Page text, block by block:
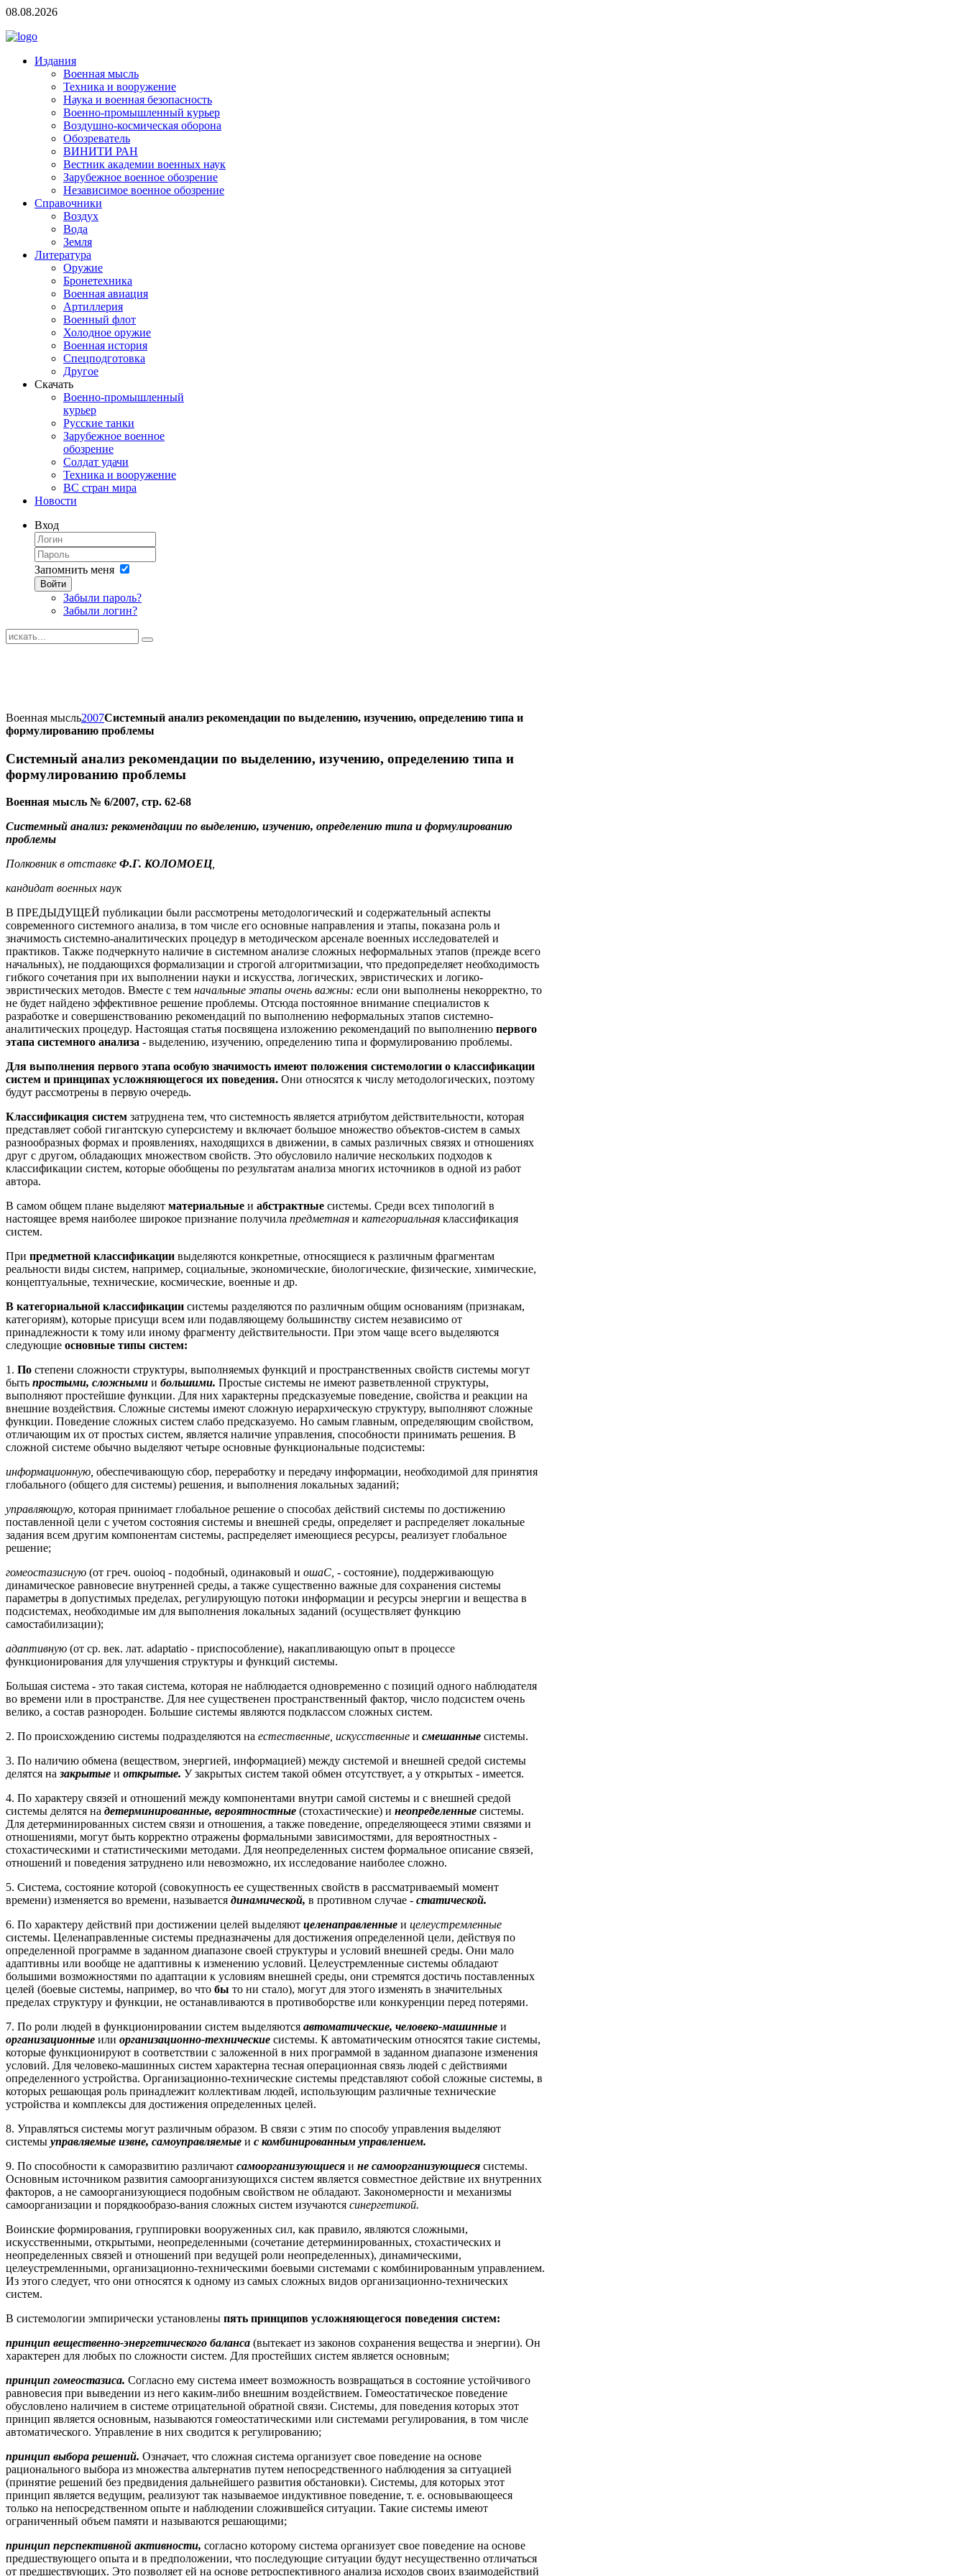
08.08.2026
Издания
Военная мысль
Техника и вооружение
Наука и военная безопасность
Военно-промышленный курьер
Воздушно-космическая оборона
Обозреватель
ВИНИТИ РАН
Вестник академии военных наук
Зарубежное военное обозрение
Независимое военное обозрение
Справочники
Воздух
Вода
Земля
Литература
Оружие
Бронетехника
Военная авиация
Артиллерия
Военный флот
Холодное оружие
Военная история
Спецподготовка
Другое
Скачать
Военно-промышленный
курьер
Русские танки
Зарубежное военное
обозрение
Солдат удачи
Техника и вооружение
ВС стран мира
Новости
Вход
Запомнить меня
Войти
Забыли пароль?
Забыли логин?
Военная мысль2007Системный анализ рекомендации по выделению, изучению, определению типа и
формулированию проблемы
Системный анализ рекомендации по выделению, изучению, определению типа и
формулированию проблемы
Военная мысль № 6/2007, стр. 62-68
Системный анализ: рекомендации по выделению, изучению, определению типа и формулированию
проблемы
Полковник в отставке Ф.Г. КОЛОМОЕЦ,
кандидат военных наук
В ПРЕДЫДУЩЕЙ публикации были рассмотрены методологический и содержательный аспекты
современного системного анализа, в том числе его основные направления и этапы, показана роль и
значимость системно-аналитических процедур в методическом арсенале военных исследователей и
практиков. Также подчеркнуто наличие в системном анализе сложных неформальных этапов (прежде всего
начальных), не поддающихся формализации и строгой алгоритмизации, что предопределяет необходимость
гибкого сочетания при их выполнении науки и искусства, логических, эвристических и логико-
эвристических методов. Вместе с тем начальные этапы очень важны: если они выполнены некорректно, то
не будет найдено эффективное решение проблемы. Отсюда постоянное внимание специалистов к
разработке и совершенствованию рекомендаций по выполнению неформальных этапов системно-
аналитических процедур. Настоящая статья посвящена изложению рекомендаций по выполнению первого
этапа системного анализа - выделению, изучению, определению типа и формулированию проблемы.
Для выполнения первого этапа особую значимость имеют положения системологии о классификации
систем и принципах усложняющегося их поведения. Они относятся к числу методологических, поэтому
будут рассмотрены в первую очередь.
Классификация систем затруднена тем, что системность является атрибутом действительности, которая
представляет собой гигантскую суперсистему и включает большое множество объектов-систем в самых
разнообразных формах и проявлениях, находящихся в движении, в самых различных связях и отношениях
друг с другом, обладающих множеством свойств. Это обусловило наличие нескольких подходов к
классификации систем, которые обобщены по результатам анализа многих источников в одной из работ
автора.
В самом общем плане выделяют материальные и абстрактные системы. Среди всех типологий в
настоящее время наиболее широкое признание получила предметная и категориальная классификация
систем.
При предметной классификации выделяются конкретные, относящиеся к различным фрагментам
реальности виды систем, например, социальные, экономические, биологические, физические, химические,
концептуальные, технические, космические, военные и др.
В категориальной классификации системы разделяются по различным общим основаниям (признакам,
категориям), которые присущи всем или подавляющему большинству систем независимо от
принадлежности к тому или иному фрагменту действительности. При этом чаще всего выделяются
следующие основные типы систем:
1. По степени сложности структуры, выполняемых функций и пространственных свойств системы могут
быть простыми, сложными и большими. Простые системы не имеют разветвленной структуры,
выполняют простейшие функции. Для них характерны предсказуемые поведение, свойства и реакции на
внешние воздействия. Сложные системы имеют сложную иерархическую структуру, выполняют сложные
функции. Поведение сложных систем слабо предсказуемо. Но самым главным, определяющим свойством,
отличающим их от простых систем, является наличие управления, способности принимать решения. В
сложной системе обычно выделяют четыре основные функциональные подсистемы:
информационную, обеспечивающую сбор, переработку и передачу информации, необходимой для принятия
глобального (общего для системы) решения, и выполнения локальных заданий;
управляющую, которая принимает глобальное решение о способах действий системы по достижению
поставленной цели с учетом состояния системы и внешней среды, определяет и распределяет локальные
задания всем другим компонентам системы, распределяет имеющиеся ресурсы, реализует глобальное
решение;
гомеостазисную (от греч. ouoioq - подобный, одинаковый и ошаС, - состояние), поддерживающую
динамическое равновесие внутренней среды, а также существенно важные для сохранения системы
параметры в допустимых пределах, регулирующую потоки информации и ресурсы энергии и вещества в
подсистемах, необходимые им для выполнения локальных заданий (осуществляет функцию
самостабилизации);
адаптивную (от ср. век. лат. adaptatio - приспособление), накапливающую опыт в процессе
функционирования для улучшения структуры и функций системы.
Большая система - это такая система, которая не наблюдается одновременно с позиций одного наблюдателя
во времени или в пространстве. Для нее существенен пространственный фактор, число подсистем очень
велико, а состав разнороден. Большие системы являются подклассом сложных систем.
2. По происхождению системы подразделяются на естественные, искусственные и смешанные системы.
3. По наличию обмена (веществом, энергией, информацией) между системой и внешней средой системы
делятся назакрытые и открытые. У закрытых систем такой обмен отсутствует, а у открытых - имеется.
4. По характеру связей и отношений между компонентами внутри самой системы и с внешней средой
системы делятся на детерминированные, вероятностные (стохастические) и неопределенные системы.
Для детерминированных систем связи и отношения, а также поведение, определяющееся этими связями и
отношениями, могут быть корректно отражены формальными зависимостями, для вероятностных -
стохастическими и статистическими методами. Для неопределенных систем формальное описание связей,
отношений и поведения затруднено или невозможно, их исследование наиболее сложно.
5. Система, состояние которой (совокупность ее существенных свойств в рассматриваемый момент
времени) изменяется во времени, называется динамической, в противном случае - статической.
6. По характеру действий при достижении целей выделяют целенаправленные и целеустремленные
системы. Целенаправленные системы предназначены для достижения определенной цели, действуя по
определенной программе в заданном диапазоне своей структуры и условий внешней среды. Они мало
адаптивны или вообще не адаптивны к изменению условий. Целеустремленные системы обладают
большими возможностями по адаптации к условиям внешней среды, они стремятся достичь поставленных
целей (боевые системы, например, во что бы то ни стало), могут для этого изменять в значительных
пределах структуру и функции, не останавливаются в противоборстве или конкуренции перед потерями.
7. По роли людей в функционировании систем выделяются автоматические, человеко-машинные и
организационные или организационно-технические системы. К автоматическим относятся такие системы,
которые функционируют в соответствии с заложенной в них программой в заданном диапазоне изменения
условий. Для человеко-машинных систем характерна тесная операционная связь людей с действиями
определенного устройства. Организационно-технические системы представляют собой сложные системы, в
которых решающая роль принадлежит коллективам людей, использующим различные технические
устройства и комплексы для достижения определенных целей.
8. Управляться системы могут различным образом. В связи с этим по способу управления выделяют
системы управляемые извне, самоуправляемые и с комбинированным управлением.
9. По способности к саморазвитию различают самоорганизующиеся и не самоорганизующиеся системы.
Основным источником развития самоорганизующихся систем является совместное действие их внутренних
факторов, а не самоорганизующиеся подобным свойством не обладают. Закономерности и механизмы
самоорганизации и порядкообразо-вания сложных систем изучаются синергетикой.
Воинские формирования, группировки вооруженных сил, как правило, являются сложными,
искусственными, открытыми, неопределенными (сочетание детерминированных, стохастических и
неопределенных связей и отношений при ведущей роли неопределенных), динамическими,
целеустремленными, организационно-техническими боевыми системами с комбинированным управлением.
Из этого следует, что они относятся к одному из самых сложных видов организационно-технических
систем.
В системологии эмпирически установлены пять принципов усложняющегося поведения систем:
принцип вещественно-энергетического баланса (вытекает из законов сохранения вещества и энергии). Он
характерен для любых по сложности систем. Для простейших систем является основным;
принцип гомеостазиса. Согласно ему система имеет возможность возвращаться в состояние устойчивого
равновесия при выведении из него каким-либо внешним воздействием. Гомеостатическое поведение
обусловлено наличием в системе отрицательной обратной связи. Системы, для поведения которых этот
принцип является основным, называются гомеостатическими или системами регулирования, в том числе
автоматического. Управление в них сводится к регулированию;
принцип выбора решений. Означает, что сложная система организует свое поведение на основе
рационального выбора из множества альтернатив путем непосредственного наблюдения за ситуацией
(принятие решений без предвидения дальнейшего развития обстановки). Системы, для которых этот
принцип является ведущим, реализуют так называемое индуктивное поведение, т. е. основывающееся
только на непосредственном опыте и наблюдении сложившейся ситуации. Такие системы имеют
ограниченный объем памяти и называются решающими;
принцип перспективной активности, согласно которому система организует свое поведение на основе
предшествующего опыта и в предположении, что последующие ситуации будут несущественно отличаться
от предшествующих. Это позволяет ей на основе ретроспективного анализа исходов своих взаимодействий